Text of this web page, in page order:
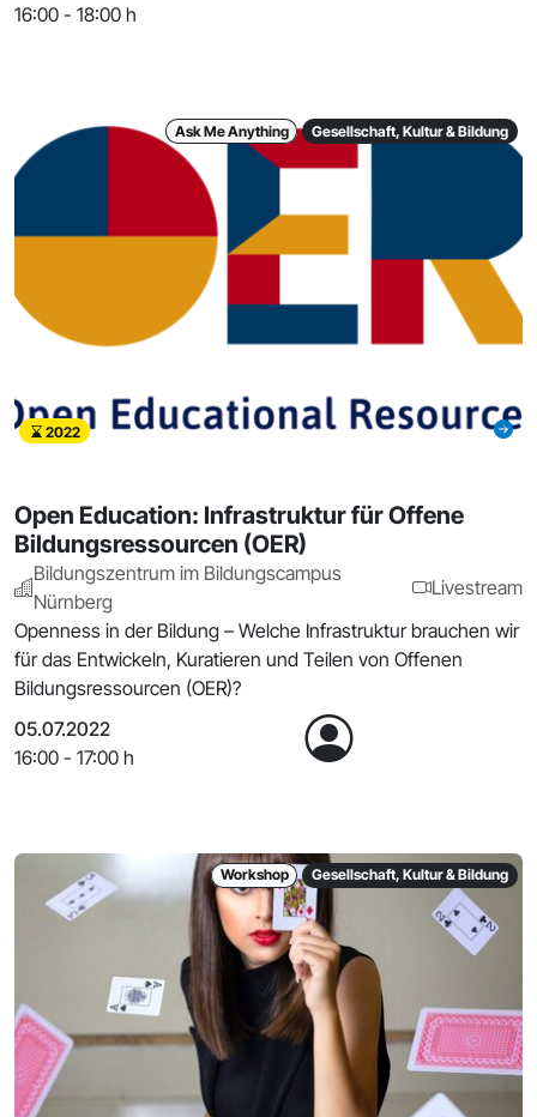
16:00 - 18:00 h
Ask Me Anything Gesellschaft, Kultur & Bildung
2022
Open Education: Infrastruktur für Offene
Bildungsressourcen (OER)
Bildungszentrum im Bildungscampus
Nürnberg
Livestream
Openness in der Bildung – Welche Infrastruktur brauchen wir
für das Entwickeln, Kuratieren und Teilen von Offenen
Bildungsressourcen (OER)?
05.07.2022
16:00 - 17:00 h
Workshop Gesellschaft, Kultur & Bildung